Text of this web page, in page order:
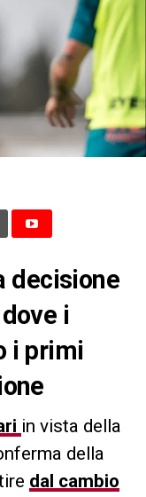
decisione
i
i primi
in vista della
della
dal cambio